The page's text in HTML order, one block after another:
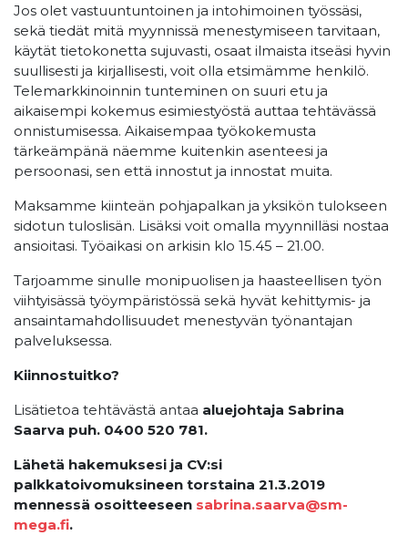
Jos olet vastuuntuntoinen ja intohimoinen työssäsi,
sekä tiedät mitä myynnissä menestymiseen tarvitaan,
käytät tietokonetta sujuvasti, osaat ilmaista itseäsi hyvin
suullisesti ja kirjallisesti, voit olla etsimämme henkilö.
Telemarkkinoinnin tunteminen on suuri etu ja
aikaisempi kokemus esimiestyöstä auttaa tehtävässä
onnistumisessa. Aikaisempaa työkokemusta
tärkeämpänä näemme kuitenkin asenteesi ja
persoonasi, sen että innostut ja innostat muita.
Maksamme kiinteän pohjapalkan ja yksikön tulokseen
sidotun tuloslisän. Lisäksi voit omalla myynnilläsi nostaa
ansioitasi. Työaikasi on arkisin klo 15.45 – 21.00.
Tarjoamme sinulle monipuolisen ja haasteellisen työn
viihtyisässä työympäristössä sekä hyvät kehittymis- ja
ansaintamahdollisuudet menestyvän työnantajan
palveluksessa.
Kiinnostuitko?
Lisätietoa tehtävästä antaa aluejohtaja Sabrina
Saarva puh. 0400 520 781.
Lähetä hakemuksesi ja CV:si
palkkatoivomuksineen torstaina 21.3.2019
mennessä osoitteeseen sabrina.saarva@sm-
mega.fi.